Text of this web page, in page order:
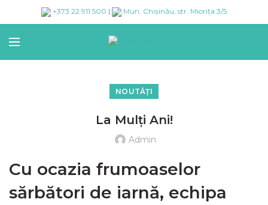
+373 22 911 500 | Mun. Chișinău, str. Miorița 3/5
NOUTĂȚI
La Mulți Ani!
Admin
Cu ocazia frumoaselor
sărbători de iarnă, echipa